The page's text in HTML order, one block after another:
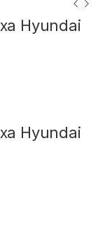
Hyundai
Hyundai